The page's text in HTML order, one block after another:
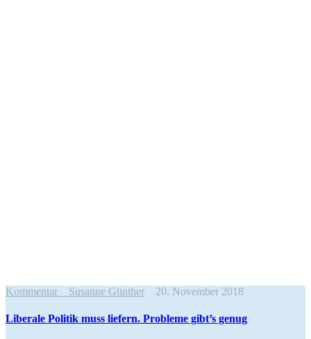
Kommentar Susanne Günther 20. November 2018
Liberale Politik muss liefern. Probleme gibt’s genug